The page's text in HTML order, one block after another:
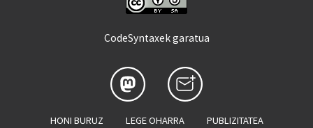
CodeSyntaxek garatua
HONI BURUZ LEGE OHARRA PUBLIZITATEA